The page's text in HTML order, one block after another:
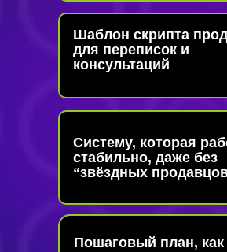
Шаблон скрипта
для переписок и
консультаций
Пошаговый план, как
Систему, которая
стабильно, даже без
“звёздных